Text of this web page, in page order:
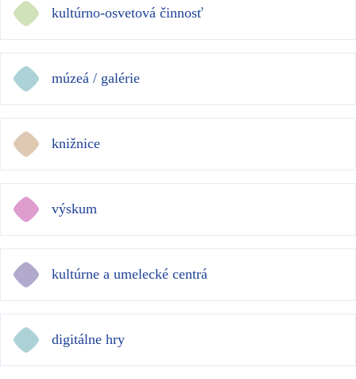
kultúrno-osvetová činnosť
múzeá / galérie
knižnice
výskum
kultúrne a umelecké centrá
digitálne hry